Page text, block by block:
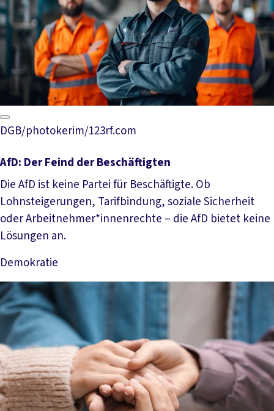
DGB/photokerim/123rf.com
AfD: Der Feind der Beschäftigten
Die AfD ist keine Partei für Beschäftigte. Ob
Lohnsteigerungen, Tarifbindung, soziale Sicherheit
oder Arbeitnehmer*innenrechte – die AfD bietet keine
Lösungen an.
Demokratie
Mehr lesen